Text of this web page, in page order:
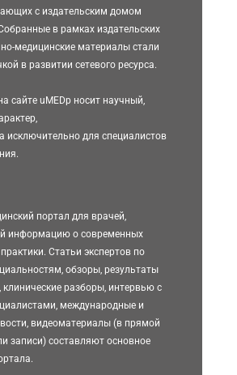
с издательским домом
в рамках издательских
медицинские материалы стали
в развитии сетевого ресурса.
сайте uMEDp носит научный,
исключительно для специалистов
портал для врачей,
информацию о современных
Статьи экспертов по
обзоры, результаты
клинические разборы, интервью с
международные и
видеоматериалы (в прямой
записи) составляют основное